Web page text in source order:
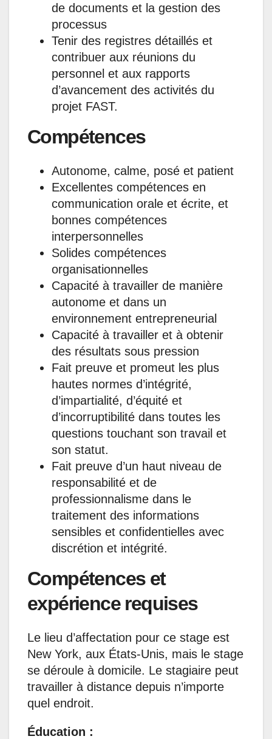
de documents et la gestion des
processus
Tenir des registres détaillés et
contribuer aux réunions du
personnel et aux rapports
d’avancement des activités du
projet FAST.
Compétences
Autonome, calme, posé et patient
Excellentes compétences en
communication orale et écrite, et
bonnes compétences
interpersonnelles
Solides compétences
organisationnelles
Capacité à travailler de manière
autonome et dans un
environnement entrepreneurial
Capacité à travailler et à obtenir
des résultats sous pression
Fait preuve et promeut les plus
hautes normes d’intégrité,
d’impartialité, d’équité et
d’incorruptibilité dans toutes les
questions touchant son travail et
son statut.
Fait preuve d’un haut niveau de
responsabilité et de
professionnalisme dans le
traitement des informations
sensibles et confidentielles avec
discrétion et intégrité.
Compétences et
expérience requises
Le lieu d’affectation pour ce stage est
New York, aux États-Unis, mais le stage
se déroule à domicile. Le stagiaire peut
travailler à distance depuis n’importe
quel endroit.
Éducation :